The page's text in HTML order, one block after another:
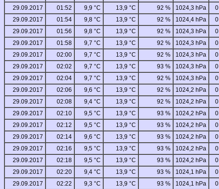
29.09.2017
01:52 9,9 °C 13,9 °C 92 % 1024,3 hPa
29.09.2017
01:54 9,8 °C 13,9 °C 92 % 1024,4 hPa
29.09.2017
01:56 9,8 °C 13,9 °C 92 % 1024,3 hPa
29.09.2017
01:58 9,7 °C 13,9 °C 92 % 1024,3 hPa
29.09.2017
02:00 9,7 °C 13,9 °C 92 % 1024,3 hPa
29.09.2017
02:02 9,7 °C 13,9 °C 93 % 1024,3 hPa
29.09.2017
02:04 9,7 °C 13,9 °C 92 % 1024,3 hPa
29.09.2017
02:06 9,6 °C 13,9 °C 92 % 1024,2 hPa
29.09.2017
02:08 9,4 °C 13,9 °C 92 % 1024,2 hPa
29.09.2017
02:10 9,5 °C 13,9 °C 93 % 1024,2 hPa
29.09.2017
02:12 9,5 °C 13,9 °C 93 % 1024,2 hPa
29.09.2017
02:14 9,6 °C 13,9 °C 93 % 1024,2 hPa
29.09.2017
02:16 9,5 °C 13,9 °C 93 % 1024,2 hPa
29.09.2017
02:18 9,5 °C 13,9 °C 93 % 1024,2 hPa
29.09.2017
02:20 9,4 °C 13,9 °C 93 % 1024,1 hPa
29.09.2017
02:22 9,3 °C 13,9 °C 93 % 1024,1 hPa